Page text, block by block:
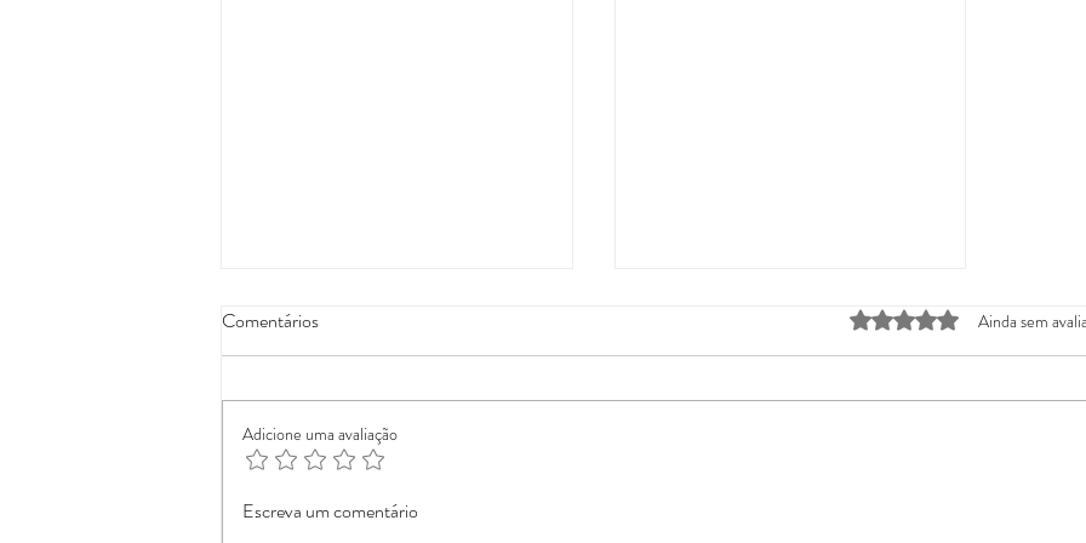
Sinfonia dos sentidos
Com soantes
Comentários Avaliado com 0 de 5
Ainda sem
Adicione uma avaliação
Escreva um comentário